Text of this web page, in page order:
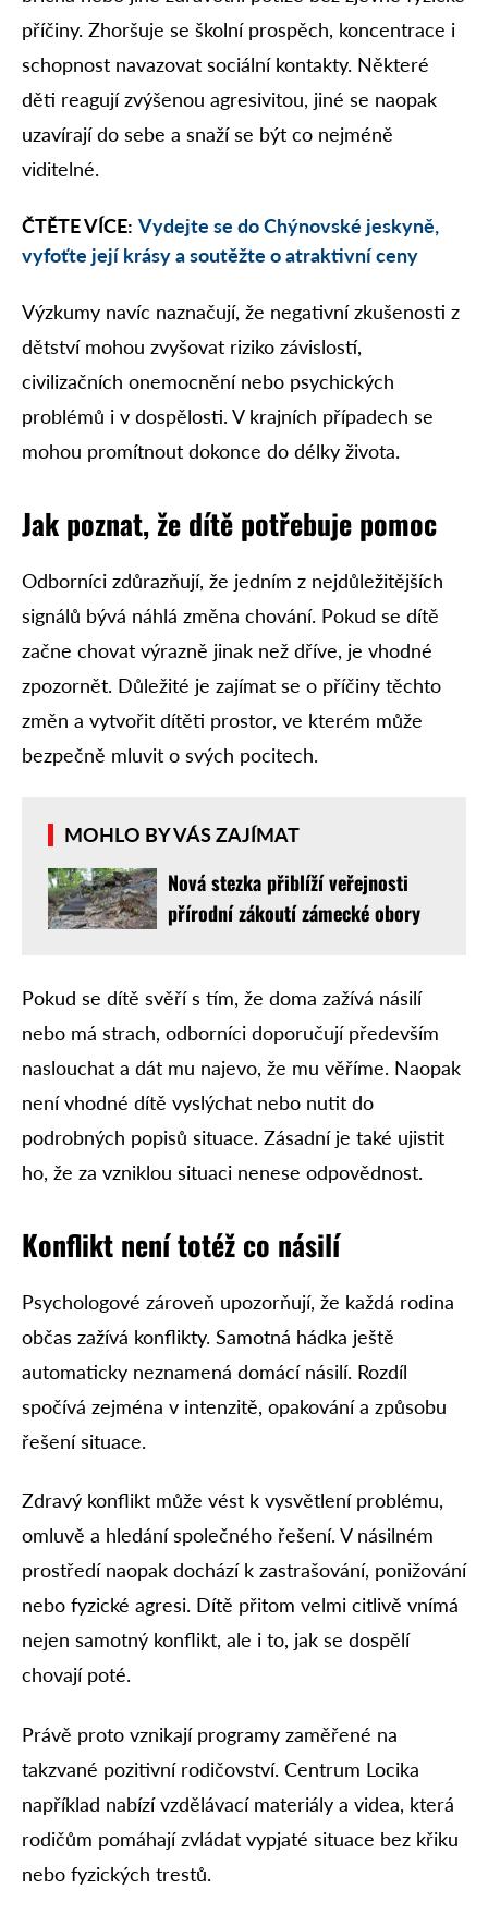
příčiny. Zhoršuje se školní prospěch, koncentrace i
schopnost navazovat sociální kontakty. Některé
děti reagují zvýšenou agresivitou, jiné se naopak
uzavírají do sebe a snaží se být co nejméně
viditelné.
ČTĚTE VÍCE: Vydejte se do Chýnovské jeskyně,
vyfoťte její krásy a soutěžte o atraktivní ceny
Výzkumy navíc naznačují, že negativní zkušenosti z
dětství mohou zvyšovat riziko závislostí,
civilizačních onemocnění nebo psychických
problémů i v dospělosti. V krajních případech se
mohou promítnout dokonce do délky života.
Jak poznat, že dítě potřebuje pomoc
Odborníci zdůrazňují, že jedním z nejdůležitějších
signálů bývá náhlá změna chování. Pokud se dítě
začne chovat výrazně jinak než dříve, je vhodné
zpozornět. Důležité je zajímat se o příčiny těchto
změn a vytvořit dítěti prostor, ve kterém může
bezpečně mluvit o svých pocitech.
MOHLO BY VÁS ZAJÍMAT
Nová stezka přiblíží veřejnosti
přírodní zákoutí zámecké obory
Pokud se dítě svěří s tím, že doma zažívá násilí
nebo má strach, odborníci doporučují především
naslouchat a dát mu najevo, že mu věříme. Naopak
není vhodné dítě vyslýchat nebo nutit do
podrobných popisů situace. Zásadní je také ujistit
ho, že za vzniklou situaci nenese odpovědnost.
Konflikt není totéž co násilí
Psychologové zároveň upozorňují, že každá rodina
občas zažívá konflikty. Samotná hádka ještě
automaticky neznamená domácí násilí. Rozdíl
spočívá zejména v intenzitě, opakování a způsobu
řešení situace.
Zdravý konflikt může vést k vysvětlení problému,
omluvě a hledání společného řešení. V násilném
prostředí naopak dochází k zastrašování, ponižování
nebo fyzické agresi. Dítě přitom velmi citlivě vnímá
nejen samotný konflikt, ale i to, jak se dospělí
chovají poté.
Právě proto vznikají programy zaměřené na
takzvané pozitivní rodičovství. Centrum Locika
například nabízí vzdělávací materiály a videa, která
rodičům pomáhají zvládat vypjaté situace bez křiku
nebo fyzických trestů.